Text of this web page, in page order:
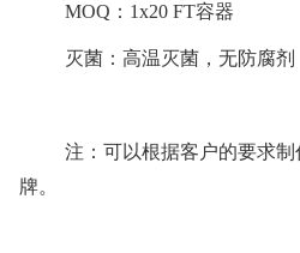
MOQ：1x20 FT容器
灭菌：高温灭菌，无防腐剂
注：可以根据客户的要求制
牌。